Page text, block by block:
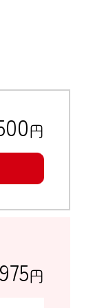
円
円